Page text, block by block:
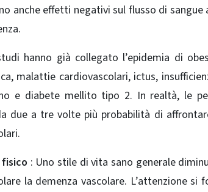
anche effetti negativi sul flusso di
hanno già collegato l’epidemia di
malattie cardiovascolari, ictus,
e diabete mellito tipo 2. In realtà, le
due a tre volte più probabilità di
: Uno stile di vita sano generale
la demenza vascolare. L’attenzione si